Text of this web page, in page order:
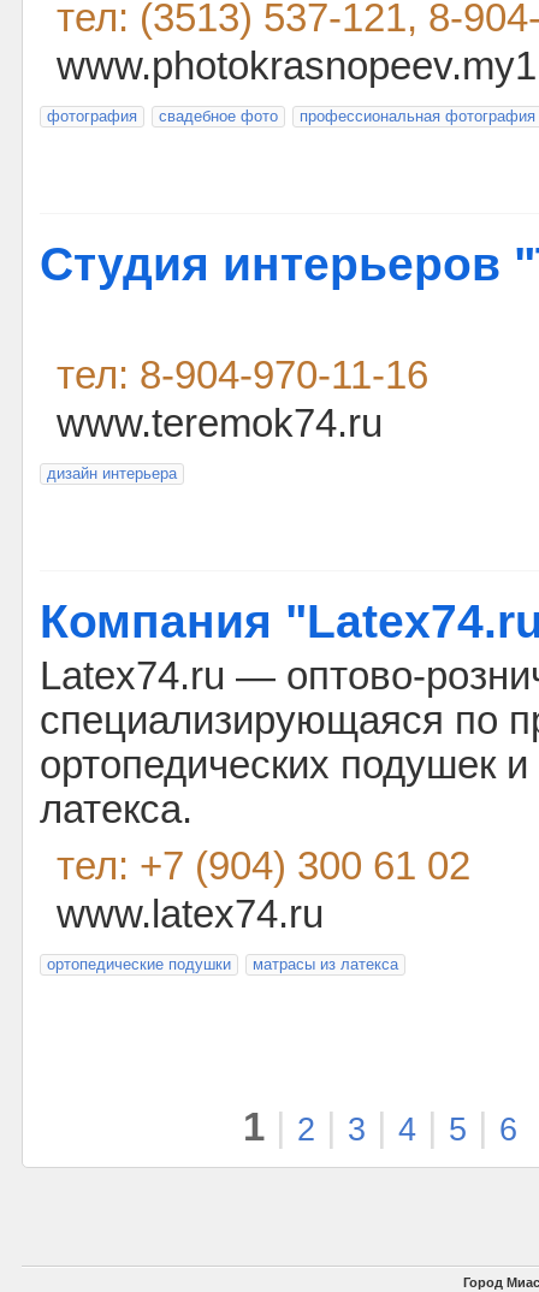
тел: (3513) 537-121, 8-
фотография свадебное фото профессиональная фотография
Студия интерьеров
тел: 8-904-970-11-16
www.teremok74.ru
дизайн интерьера
Компания
Latex74.ru — оптово-
специализирующаяся по
ортопедических подушек
латекса.
тел: +7 (904) 300 61 02
www.latex74.ru
ортопедические подушки матрасы из латекса
1| 2 3 4| 5 6
Город